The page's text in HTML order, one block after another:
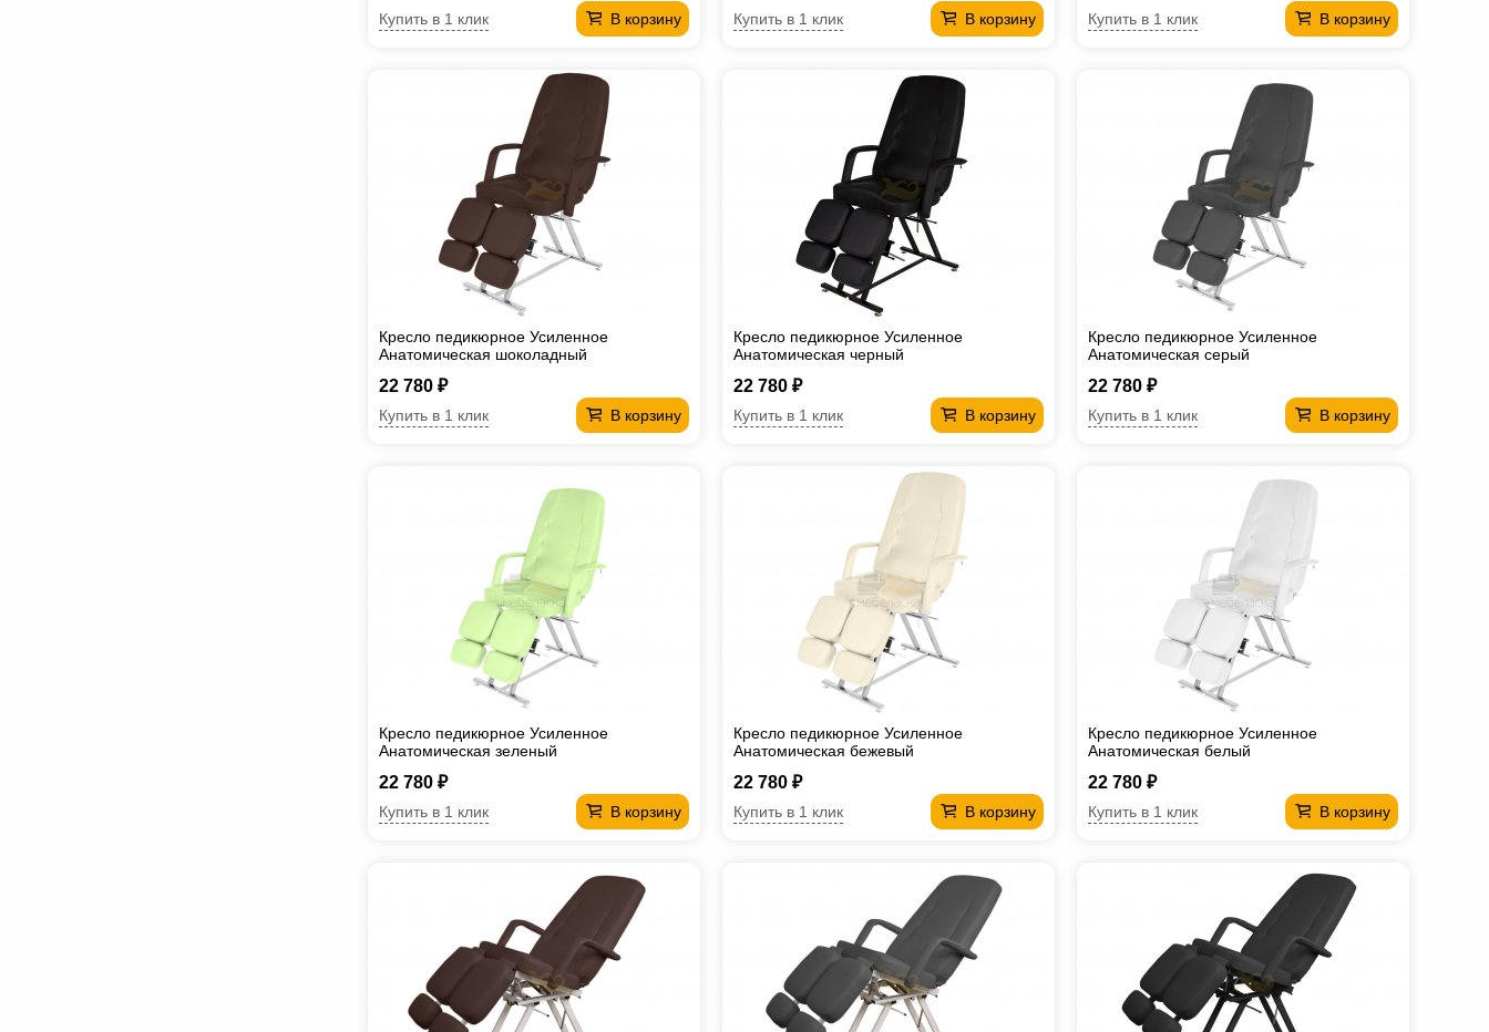
В корзину
Купить в 1 клик В корзину
Купить в 1 клик В корзину
Купить в 1 клик
Кресло педикюрное Усиленное
Анатомическая шоколадный
22 780 ₽
В корзину
Купить в 1 клик
Кресло педикюрное Усиленное
Анатомическая черный
22 780 ₽
В корзину
Купить в 1 клик
Кресло педикюрное Усиленное
Анатомическая серый
22 780 ₽
В корзину
Купить в 1 клик
Кресло педикюрное Усиленное
Анатомическая зеленый
22 780 ₽
В корзину
Купить в 1 клик
Кресло педикюрное Усиленное
Анатомическая бежевый
22 780 ₽
В корзину
Купить в 1 клик
Кресло педикюрное Усиленное
Анатомическая белый
22 780 ₽
В корзину
Купить в 1 клик